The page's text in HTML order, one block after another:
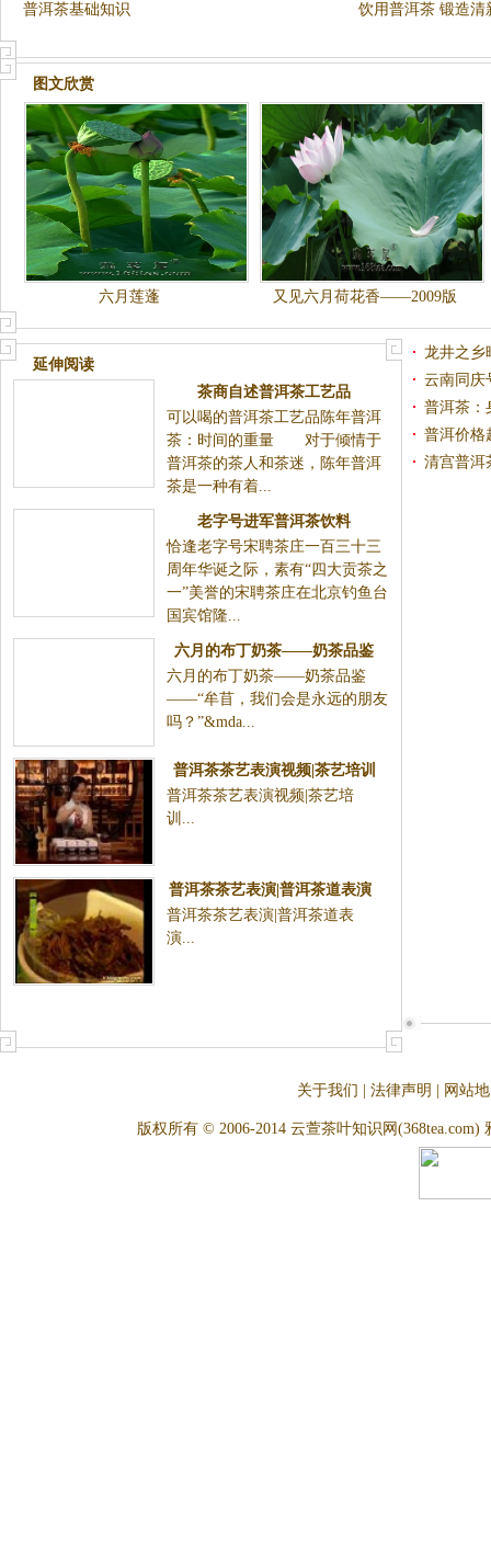
普洱茶基础知识
饮用普洱茶 锻造清
图文欣赏
六月莲蓬 又见六月荷花香——2009版
延伸阅读
茶商自述普洱茶工艺品
可以喝的普洱茶工艺品陈年普洱
茶：时间的重量 对于倾情于
普洱茶的茶人和茶迷，陈年普洱
茶是一种有着...
老字号进军普洱茶饮料
恰逢老字号宋聘茶庄一百三十三
周年华诞之际，素有“四大贡茶之
一”美誉的宋聘茶庄在北京钓鱼台
国宾馆隆...
六月的布丁奶茶——奶茶品鉴
六月的布丁奶茶——奶茶品鉴
——“牟苜，我们会是永远的朋友
吗？”&mda...
普洱茶茶艺表演视频|茶艺培训
普洱茶茶艺表演视频|茶艺培
训...
普洱茶茶艺表演|普洱茶道表演
普洱茶茶艺表演|普洱茶道表
演...
龙井之乡
创业（图
云南同庆
普洱茶：
普洱价格
清宫普洱
关于我们 法律声明 网站
版权所有 © 2006-2014 云萱茶叶知识网